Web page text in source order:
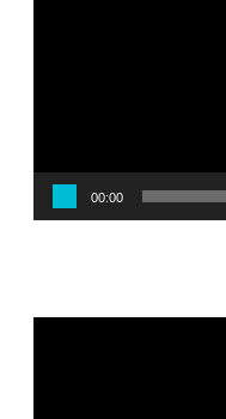
00:00
Reproductor